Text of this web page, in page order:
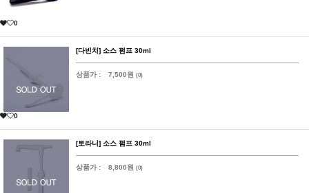
0
[다빈치] 소스 펌프 30ml
상품가 : 7,500원 (0)
0
[토라니] 소스 펌프 30ml
상품가 : 8,800원 (0)